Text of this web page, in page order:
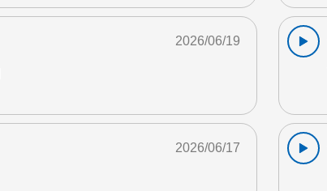
2026/06/19
2026/06/17